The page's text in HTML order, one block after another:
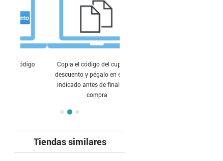
Copia el código del cupón de
descuento y pégalo en el lugar
indicado antes de finalizar tu
Tiendas similares